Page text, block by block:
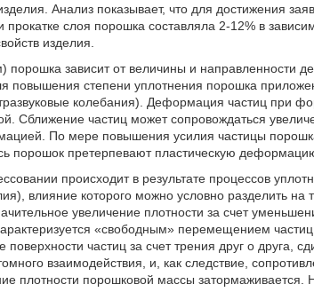
Анализ показывает, что для достижения
слоя порошка составляла 2-12% в
изделия.
зависит от величины и направленности
повышения степени уплотнения порошка
колебания). Деформация частиц при
Сближение частиц может сопровождаться
По мере повышения усилия частицы
порошок претерпевают пластическую
происходит в результате процессов
влияние которого можно условно разделить на
увеличение плотности за счет
«свободным» перемещением
частиц за счет трения друг о друга,
взаимодействия, и, как следствие,
плотности порошковой массы затормаживается.